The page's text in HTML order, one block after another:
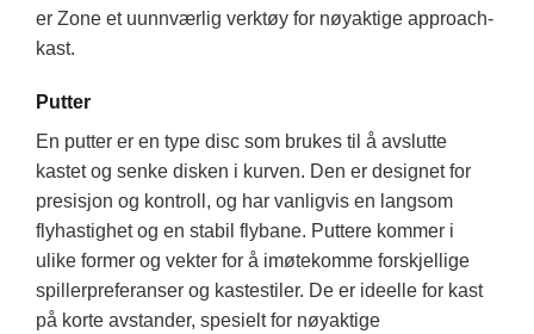
er Zone et uunnværlig verktøy for nøyaktige approach-
kast.
Putter
En putter er en type disc som brukes til å avslutte
kastet og senke disken i kurven. Den er designet for
presisjon og kontroll, og har vanligvis en langsom
flyhastighet og en stabil flybane. Puttere kommer i
ulike former og vekter for å imøtekomme forskjellige
spillerpreferanser og kastestiler. De er ideelle for kast
på korte avstander, spesielt for nøyaktige